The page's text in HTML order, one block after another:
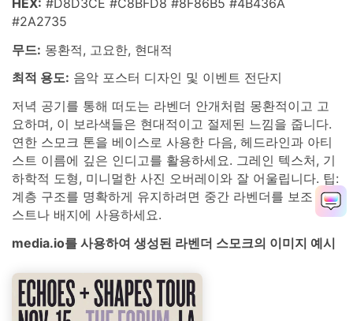
#2A2735
무드: 몽환적, 고요한, 현대적
최적 용도: 음악 포스터 디자인 및 이벤트 전단지
저녁 공기를 통해 떠도는 라벤더 안개처럼 몽환적이고 고
요하며, 이 보라색들은 현대적이고 절제된 느낌을 줍니다.
연한 스모크 톤을 베이스로 사용한 다음, 헤드라인과 아티
스트 이름에 깊은 인디고를 활용하세요. 그레인 텍스처, 기
하학적 도형, 미니멀한 사진 오버레이와 잘 어울립니다. 팁:
계층 구조를 명확하게 유지하려면 중간 라벤더를 보조 텍
스트나 배지에 사용하세요.
media.io를 사용하여 생성된 라벤더 스모크의 이미지 예시